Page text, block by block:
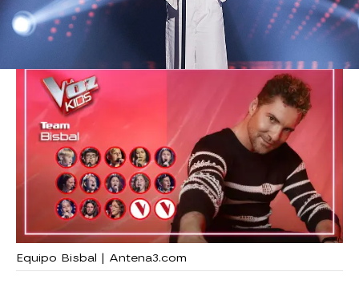
tiene en su equipo 13 talentos y, por tanto,solo
le quedan dos
para cerrar su equipo.
Equipo Bisbal | Antena3.com